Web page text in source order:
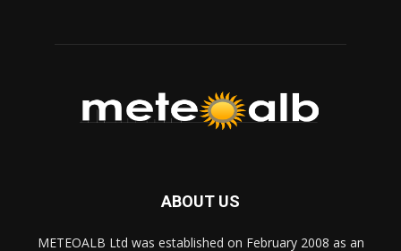
ABOUT US
METEOALB Ltd was established on February 2008 as an